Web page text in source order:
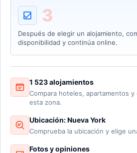
3
Después de elegir un alojamiento,
disponibilidad y continúa online.
1 523 alojamientos
Compara hoteles, apartamentos
esta zona.
Ubicación: Nueva York
Comprueba la ubicación y elige
Fotos y opiniones